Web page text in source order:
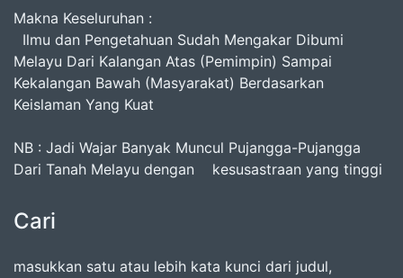
Makna Keseluruhan :
Ilmu dan Pengetahuan Sudah Mengakar Dibumi
Melayu Dari Kalangan Atas (Pemimpin) Sampai
Kekalangan Bawah (Masyarakat) Berdasarkan
Keislaman Yang Kuat
NB : Jadi Wajar Banyak Muncul Pujangga-Pujangga
Dari Tanah Melayu dengan kesusastraan yang tinggi
Cari
masukkan satu atau lebih kata kunci dari judul,